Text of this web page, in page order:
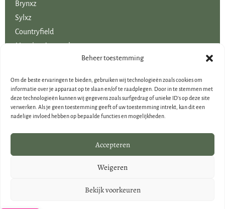
Beheer toestemming
Om de beste ervaringen te bieden, gebruiken wij technologieën zoals cookies om
informatie over je apparaat op te slaan en/of te raadplegen. Door in te stemmen met
deze technologieën kunnen wij gegevens zoals surfgedrag of unieke ID's op deze site
verwerken. Als je geen toestemming geeft of uw toestemming intrekt, kan dit een
nadelige invloed hebben op bepaalde functies en mogelijkheden.
Accepteren
Weigeren
Bekijk voorkeuren
Brynxz
Sylxz
Countryfield
Mansion Atmosphere
Uitgelicht voor jou!
Voordelige boeketten kunstbloemen
Woondecoraties
Cadeau-artikelen
Brynxz Outlet
Landelijke houten woondecoraties
© Creatieve Decoraties Voor Jou 2026